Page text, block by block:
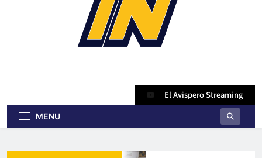
innoticiasbo.com
MENU
El Avispero Streaming